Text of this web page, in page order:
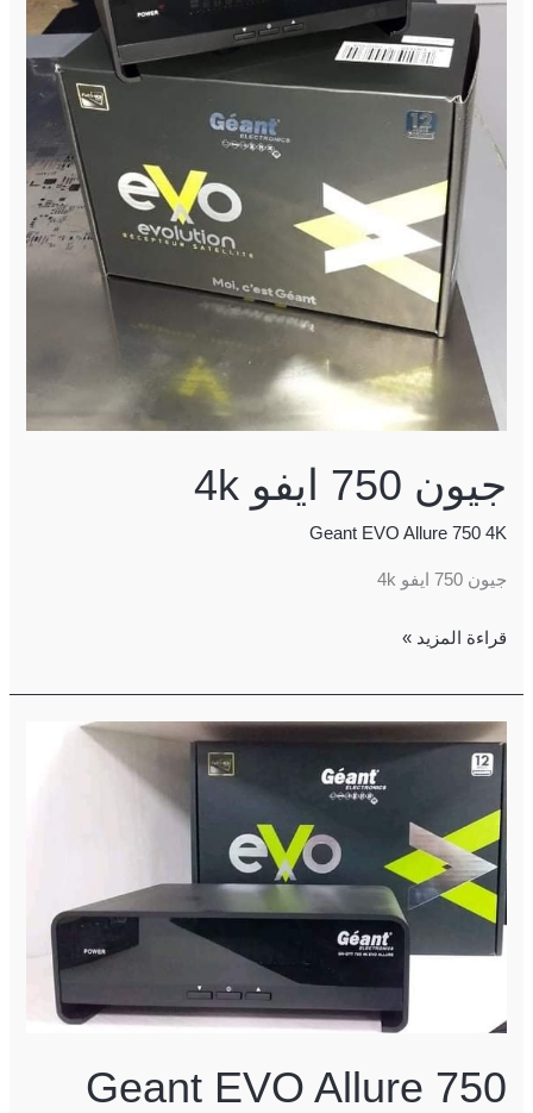
جيون 750 ايفو 4k
Geant EVO Allure 750 4K
جيون 750 ايفو 4k
قراءة المزيد »
Geant EVO Allure 750
Geant
EVO
750
4K